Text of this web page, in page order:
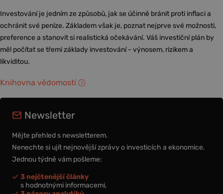
Investování je jedním ze způsobů, jak se účinně bránit proti inflaci a
ochránit své peníze. Základem však je, poznat nejprve své možnosti,
preference a stanovit si realistická očekávání. Váš investiční plán by
měl počítat se třemi základy investování - výnosem, rizikem a
likviditou.
Knihovna vědomostí
Newsletter
Mějte přehled s newsletterem.
Nenechte si ujít nejnovější zprávy o investicích a ekonomice.
Jednou týdně vám pošleme:
3 nejčtenější články
s hodnotnými informacemi,